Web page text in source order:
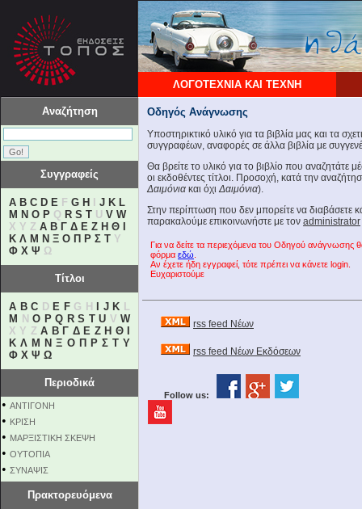
ΛΟΓΟΤΕΧΝΙΑ ΚΑΙ ΤΕΧΝΗ
Αναζήτηση
Συγγραφείς
A B C D E F G H J K L
M N O P Q R S T U V W
X Y Z Α Β Γ Δ Ε Ζ Η Θ
Κ Λ Μ Ν Ξ Ο Π Ρ Σ Τ Υ
Φ Χ Ψ Ω
Τίτλοι
A B C D E FG H J K L
M
N O P Q R S T U V W
X Y ZΑ Β Γ Δ Ε Ζ Η Θ
Κ Λ Μ Ν Ξ Ο Π Ρ Σ Τ Υ
Φ Χ Ψ Ω
Περιοδικά
• ΑΝΤΙΓΟΝΗ
• ΚΡΙΣΗ
• ΜΑΡΞΙΣΤΙΚΗ ΣΚΕΨΗ
• ΟΥΤΟΠΙΑ
• ΣΥΝΑΨΙΣ
Πρακτορευόμενα
Οδηγός Ανάγνωσης
Υποστηρικτικό υλικό για τα βιβλία μας και τα
συγγραφέων, αναφορές σε άλλα βιβλία με
Θα βρείτε το υλικό για το βιβλίο που αναζητάτε
οι εκδοθέντες τίτλοι. Προσοχή, κατά την
Δαιμόνια και όχιΔαιμόνια).
Στην περίπτωση που δεν μπορείτε να διαβάσετε
παρακαλούμε επικοινωνήστε με τον administrator
Για να δείτε τα περιεχόμενα του Οδηγού
φόρμα εδώ
Αν έχετε ήδη εγγραφεί, τότε πρέπει να κάνετε login.
Ευχαριστούμε
rss feed Νέων
rss feed Νέων Εκδόσεων
Follow us: